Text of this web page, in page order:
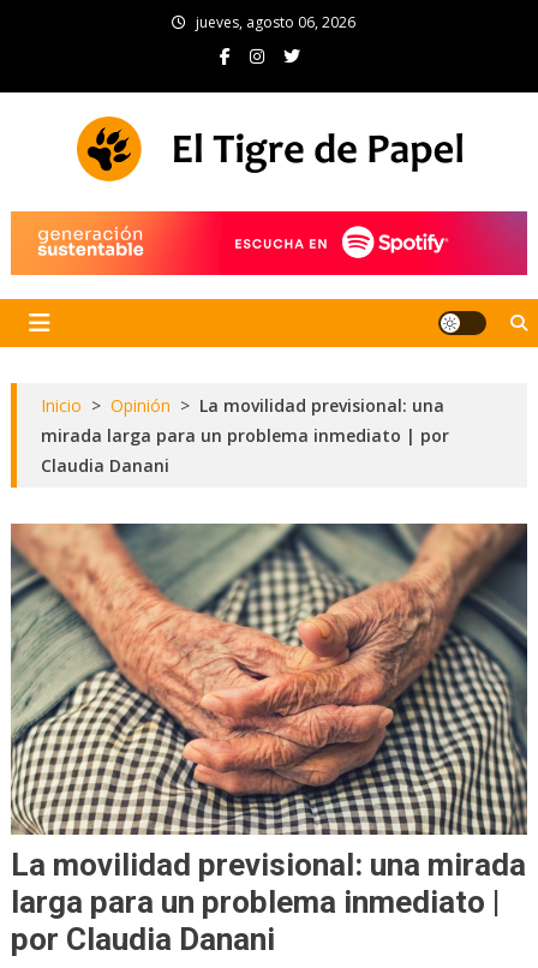
jueves, agosto 06, 2026
Inicio > Opinión > La movilidad previsional: una
mirada larga para un problema inmediato | por
Claudia Danani
La movilidad previsional: una mirada
larga para un problema inmediato |
por Claudia Danani